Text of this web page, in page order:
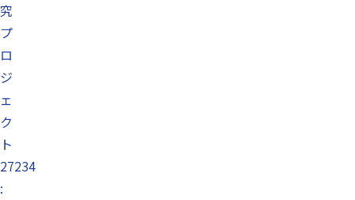
究
プ
ロ
ジ
ェ
ク
ト
27234
: